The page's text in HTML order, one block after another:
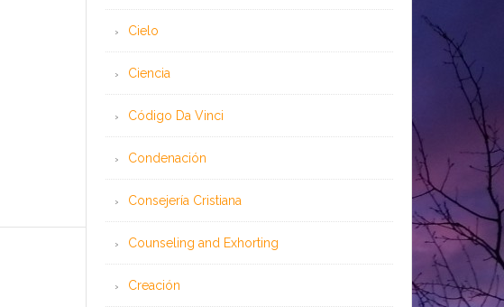
Cielo
Ciencia
Código Da Vinci
Condenación
Consejería Cristiana
Counseling and Exhorting
Creación